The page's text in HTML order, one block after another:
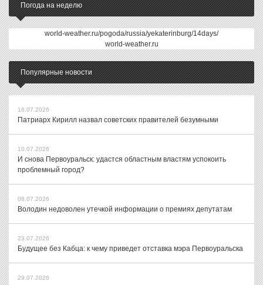
Погода на неделю
world-weather.ru/pogoda/russia/yekaterinburg/14days/
world-weather.ru
Популярные новости
16.07.2026
Патриарх Кирилл назвал советских правителей безумными
10.07.2026
И снова Первоуральск: удастся областным властям успокоить
проблемный город?
08.07.2026
Володин недоволен утечкой информации о премиях депутатам
23.07.2026
Будущее без Кабца: к чему приведет отставка мэра Первоуральска
29.07.2026